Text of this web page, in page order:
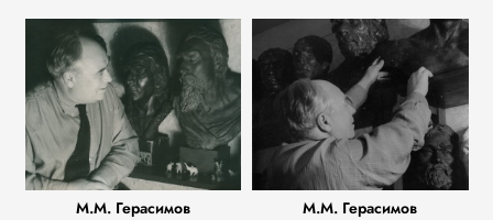
М.М. Герасимов М.М. Герасимов